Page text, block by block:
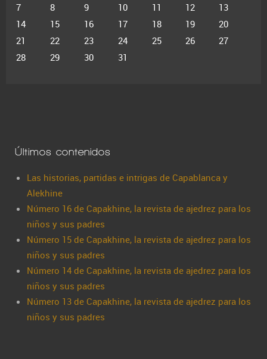
7
8 9 10 11 12
13
14
15 16 17 18 19
20
21
22 23 24 25 26
27
28
29 30 31
Últimos contenidos
Las historias, partidas e intrigas de Capablanca y
Alekhine
Número 16 de Capakhine, la revista de ajedrez para los
niños y sus padres
Número 15 de Capakhine, la revista de ajedrez para los
niños y sus padres
Número 14 de Capakhine, la revista de ajedrez para los
niños y sus padres
Número 13 de Capakhine, la revista de ajedrez para los
niños y sus padres